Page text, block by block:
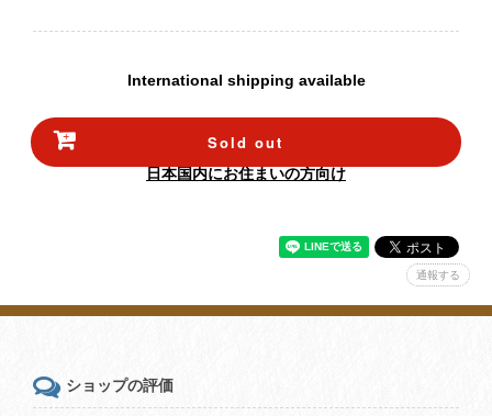
International shipping available
Sold out
日本国内にお住まいの方向け
通報する
ショップの評価